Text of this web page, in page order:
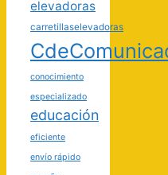
elevadoras
carretillaselevadoras
conocimiento
especializado
educación
eficiente
envío rápido